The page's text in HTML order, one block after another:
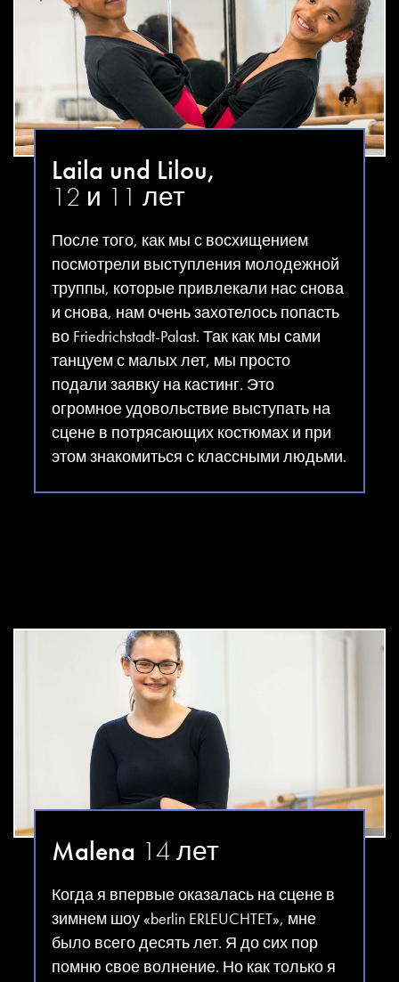
Laila und Lilou,
12 и 11 лет
После того, как мы с восхищением
посмотрели выступления молодежной
труппы, которые привлекали нас снова
и снова, нам очень захотелось попасть
во Friedrichstadt-Palast. Так как мы сами
танцуем с малых лет, мы просто
подали заявку на кастинг. Это
огромное удовольствие выступать на
сцене в потрясающих костюмах и при
этом знакомиться с классными людьми.
Malena 14 лет
Когда я впервые оказалась на сцене в
зимнем шоу «berlin ERLEUCHTET», мне
было всего десять лет. Я до сих пор
помню свое волнение. Но как только я